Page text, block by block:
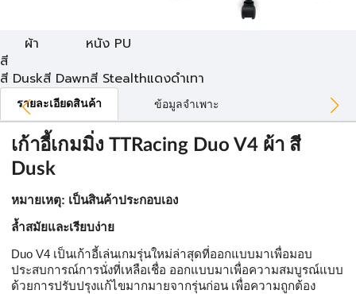
ผ้า
หนัง PU
สี
สี Duskสี Dawnสี Stealthแดงดำเทา
รายละเอียดสินค้า ข้อมูลจำเพาะ
เก้าอี้เกมมิ่ง TTRacing Duo V4 ผ้า สี
Dusk
หมายเหตุ: เป็นสินค้าประกอบเอง
ล้ำสมัยและเรียบง่าย
Duo V4 เป็นเก้าอี้เล่นเกมรุ่นใหม่ล่าสุดที่ออกแบบมาเพื่อมอบ
ประสบการณ์การนั่งที่เหลือเชื่อ ออกแบบมาเพื่อความสมบูรณ์แบบ
ด้วยการปรับปรุงแก้ไขมากมายจากรุ่นก่อน เพื่อความถูกต้อง